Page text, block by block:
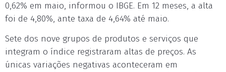
0,62% em maio, informou o IBGE. Em 12 meses, a alta
foi de 4,80%, ante taxa de 4,64% até maio.
Sete dos nove grupos de produtos e serviços que
integram o índice registraram altas de preços. As
únicas variações negativas aconteceram em